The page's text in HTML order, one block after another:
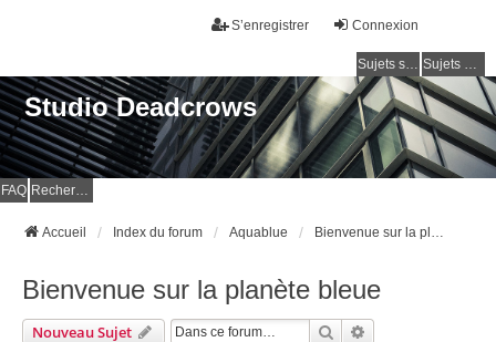
Connexion
S’enregistrer
Sujets sans réponse Sujets actifs
Studio Deadcrows
FAQ Rechercher
Accueil Index du forum Aquablue Bienvenue sur la planète bleue
Bienvenue sur la planète bleue
Nouveau Sujet Rechercher